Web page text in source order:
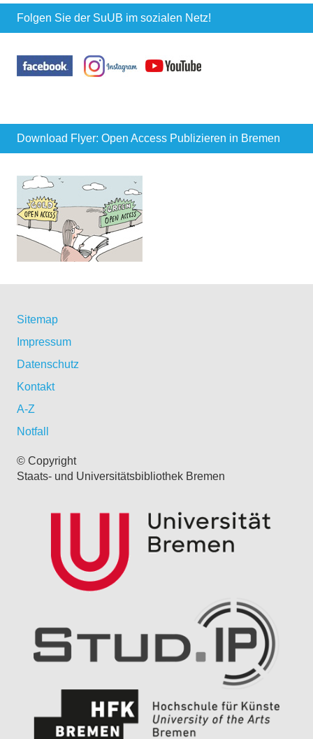
Folgen Sie der SuUB im sozialen Netz!
Download Flyer: Open Access Publizieren in Bremen
Sitemap
Impressum
Datenschutz
Kontakt
A-Z
Notfall
© Copyright
Staats- und Universitätsbibliothek Bremen